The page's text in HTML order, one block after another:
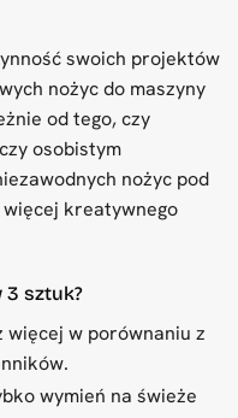
swoich projektów
nożyc do maszyny
od tego, czy
osobistym
nożyc pod
kreatywnego
3 sztuk?
więcej w porównaniu z
wymień na świeże